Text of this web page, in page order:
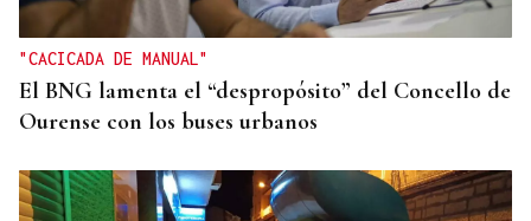
"CACICADA DE MANUAL"
El BNG lamenta el “despropósito” del Concello de
Ourense con los buses urbanos